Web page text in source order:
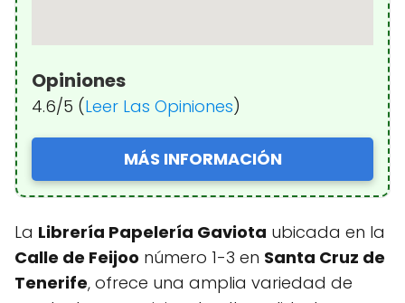
Opiniones
4.6/5 (Leer Las Opiniones)
MÁS INFORMACIÓN
La Librería Papelería Gaviota ubicada en la
Calle de Feijoo número 1-3 en Santa Cruz de
Tenerife, ofrece una amplia variedad de